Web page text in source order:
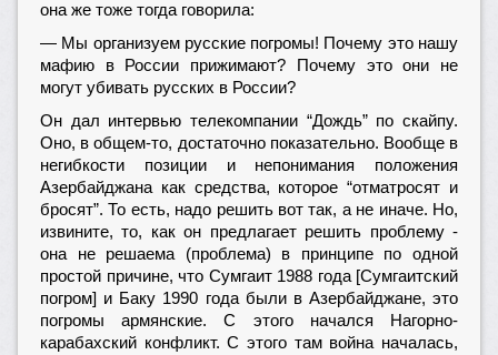
она же тоже тогда говорила:
— Мы организуем русские погромы! Почему это нашу
мафию в России прижимают? Почему это они не
могут убивать русских в России?
Он дал интервью телекомпании “Дождь” по скайпу.
Оно, в общем-то, достаточно показательно. Вообще в
негибкости позиции и непонимания положения
Азербайджана как средства, которое “отматросят и
бросят”. То есть, надо решить вот так, а не иначе. Но,
извините, то, как он предлагает решить проблему -
она не решаема (проблема) в принципе по одной
простой причине, что Сумгаит 1988 года [Сумгаитский
погром] и Баку 1990 года были в Азербайджане, это
погромы армянские. С этого начался Нагорно-
карабахский конфликт. С этого там война началась,